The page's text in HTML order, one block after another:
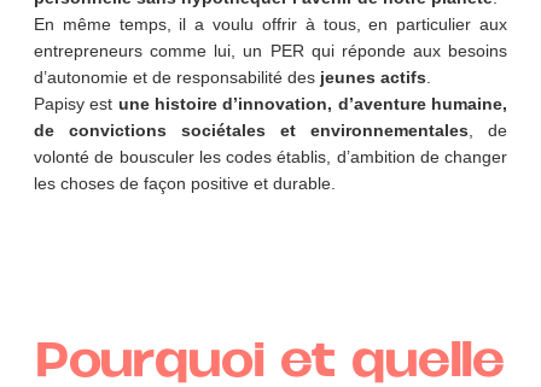
En même temps, il a voulu offrir à tous, en particulier aux
entrepreneurs comme lui, un PER qui réponde aux besoins
d’autonomie et de responsabilité des jeunes actifs.
Papisy est une histoire d’innovation, d’aventure humaine,
de convictions sociétales et environnementales, de
volonté de bousculer les codes établis, d’ambition de changer
les choses de façon positive et durable.
Pourquoi et quelle